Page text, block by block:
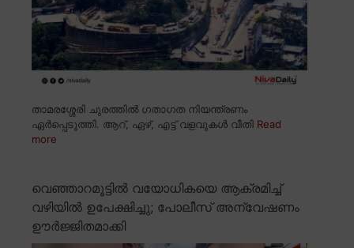
താമരശ്ശേരി ചുരത്തിൽ ഗതാഗത നിയന്ത്രണം
ഏർപ്പെടുത്തി. ആറ്, ഏഴ്, എട്ട് വളവുകൾ വീതി Read
more
വെഞ്ഞാറമൂട്ടിൽ വയോധികയെ ആക്രമിച്ച്
വഴിയിൽ ഉപേക്ഷിച്ചു; പോലീസ് അന്വേഷണം
ഊർജ്ജിതമാക്കി